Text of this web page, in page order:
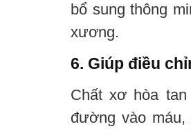
bổ sung thông
xương.
6. Giúp điều
Chất xơ hòa
đường vào